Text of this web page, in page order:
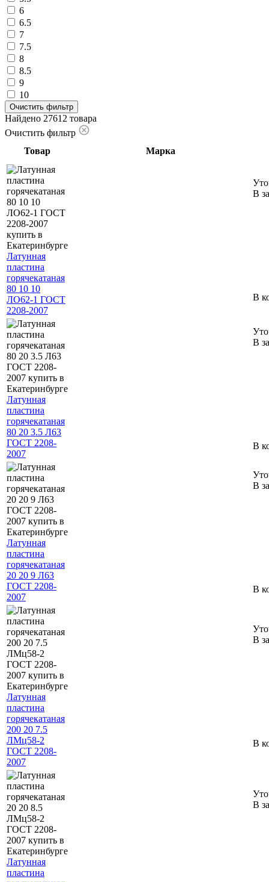
6
6.5
7
7.5
8
8.5
9
10
Очистить фильтр
Найдено 27612 товара
Очистить фильтр
Товар
Марка
Латунная
пластина
горячекатаная
80 10 10
ЛО62-1 ГОСТ
2208-2007
В
В
Латунная
пластина
горячекатаная
80 20 3.5 Л63
ГОСТ 2208-
2007
В
В
Латунная
пластина
горячекатаная
20 20 9 Л63
ГОСТ 2208-
2007
В
В
Латунная
пластина
горячекатаная
200 20 7.5
ЛМц58-2
ГОСТ 2208-
2007
В
В
Латунная
пластина
В